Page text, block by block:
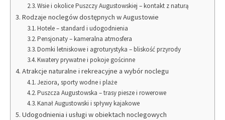
Wsie i okolice Puszczy Augustowskiej – kontakt z naturą
Rodzaje noclegów dostępnych w Augustowie
Hotele – standard i udogodnienia
Pensjonaty – kameralna atmosfera
Domki letniskowe i agroturystyka – bliskość przyrody
Kwatery prywatne i pokoje gościnne
Atrakcje naturalne i rekreacyjne a wybór noclegu
Jeziora, sporty wodne i plaże
Puszcza Augustowska – trasy piesze i rowerowe
Kanał Augustowski i spływy kajakowe
Udogodnienia i usługi w obiektach noclegowych